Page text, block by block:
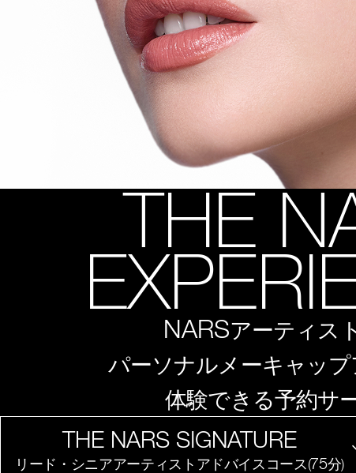
THE
NARSアーティス
パーソナルメーキャッ
体験できる予約サ
THE NARS SIGNATURE
リード・シニアアーティストアドバイスコース(75分)